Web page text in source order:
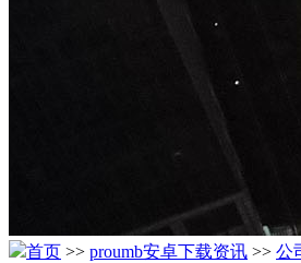
首页 >> proumb安卓下载资讯 >> 公